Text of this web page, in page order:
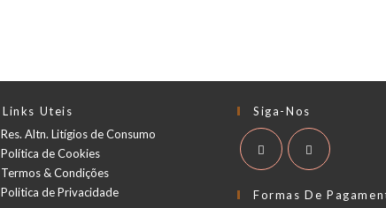
Links Uteis
Res. Altn. Litígios de Consumo
Política de Cookies
Termos & Condições
Politica de Privacidade
Siga-Nos
Formas De